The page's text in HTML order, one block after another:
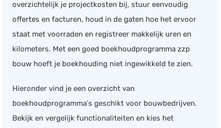
Projectmanagement
Workflowmanagement
Werkbonnen
Rittenregistratie
Webshop
overzichtelijk je projectkosten bij, stuur eenvoudig
offertes en facturen, houd in de gaten hoe het ervoor
staat met voorraden en registreer makkelijk uren en
kilometers. Met een goed boekhoudprogramma zzp
bouw hoeft je boekhouding niet ingewikkeld te zien.
Hieronder vind je een overzicht van
boekhoudprogramma's geschikt voor bouwbedrijven.
Bekijk en vergelijk functionaliteiten en kies het